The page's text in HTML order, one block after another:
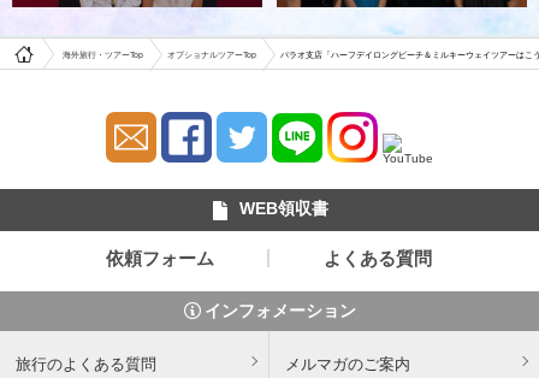
海外旅行・ツアーTop オプショナルツアーTop パラオ支店「ハーフデイロングビーチ＆ミルキーウェイツアーはこ
WEB領収書
依頼フォーム よくある質問
インフォメーション
旅行のよくある質問 メルマガのご案内